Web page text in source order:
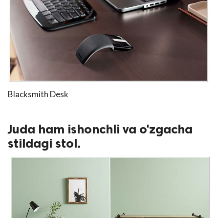
Blacksmith Desk
Juda ham ishonchli va o'zgacha
stildagi stol.